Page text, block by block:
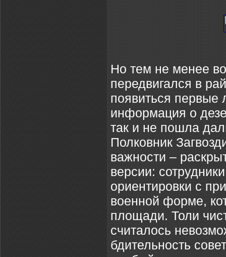
Но тем не менее
передвигался в
появиться первые
информация о
так и не пошла
Полковник
важности –
версии:
ориентировки с
военной форме,
площади. Толи
считалось
бдительность